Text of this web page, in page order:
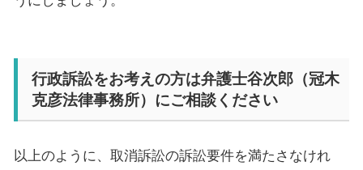
行政訴訟をお考えの方は弁護士谷次郎（冠木
克彦法律事務所）にご相談ください
以上のように、取消訴訟の訴訟要件を満たさなけれ